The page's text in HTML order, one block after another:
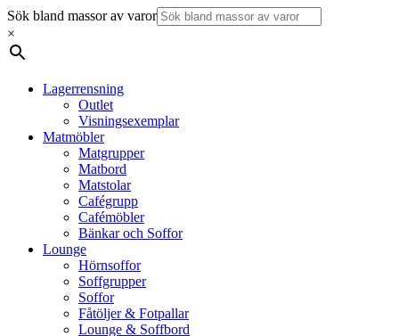
Sök bland massor av varor
×
Lagerrensning
Outlet
Visningsexemplar
Matmöbler
Matgrupper
Matbord
Matstolar
Cafégrupp
Cafémöbler
Bänkar och Soffor
Lounge
Hörnsoffor
Soffgrupper
Soffor
Fåtöljer & Fotpallar
Lounge & Soffbord